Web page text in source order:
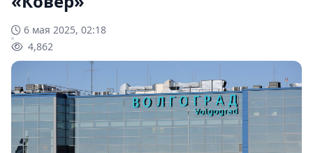
6 мая 2025, 02:18
4,862